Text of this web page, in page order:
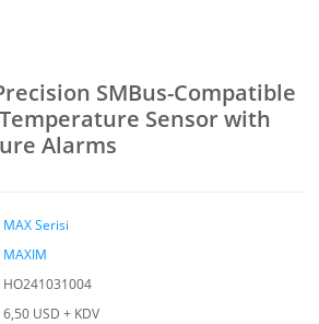
SMBus-Compatible
Sensor with
Alarms
MAX Serisi
MAXIM
HO241031004
6,50 USD + KDV